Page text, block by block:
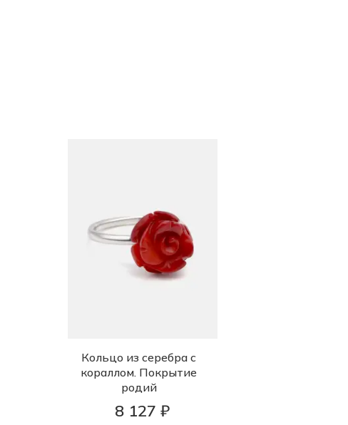
Кольцо из серебра с
кораллом. Покрытие
родий
8 127 ₽